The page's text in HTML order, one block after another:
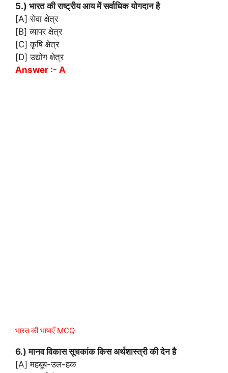
5.) भारत की राष्ट्रीय आय में सर्वाधिक योगदान है
[A] सेवा क्षेत्र
[B] व्यापर क्षेत्र
[C] कृषि क्षेत्र
[D] उद्योग क्षेत्र
Answer :- A
भारत की भाषाएँ MCQ
6.) मानव विकास सूचकांक किस अर्थशास्त्री की देन है
[A] महबूब-उल-हक